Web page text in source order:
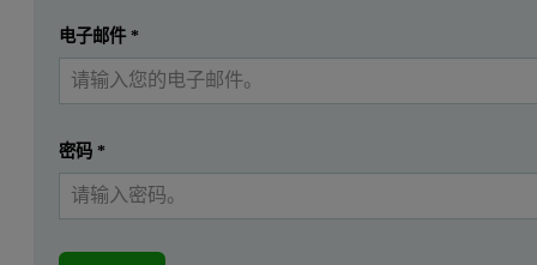
提交 我已经有一个帐户
电子邮件*
密码 *